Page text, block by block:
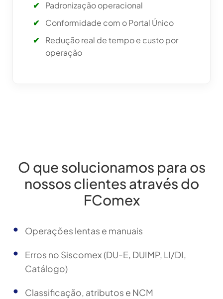
Padronização operacional
Conformidade com o Portal Único
Redução real de tempo e custo por
operação
O que solucionamos para os
nossos clientes através do
FComex
Operações lentas e manuais
Erros no Siscomex (DU-E, DUIMP, LI/DI,
Catálogo)
Classificação, atributos e NCM